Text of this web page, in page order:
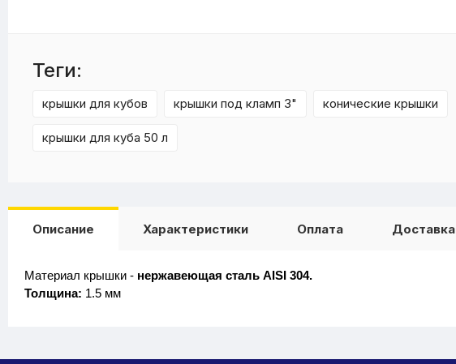
Теги:
крышки для кубов крышки под кламп 3" конические крышки
крышки для куба 50 л
Описание Характеристики Оплата Доставка
Материал крышки - нержавеющая сталь AISI 304.
Толщина: 1.5 мм